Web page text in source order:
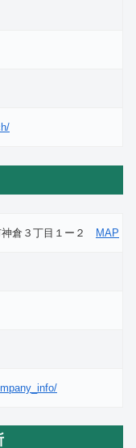
神倉３丁目１ー２ MAP